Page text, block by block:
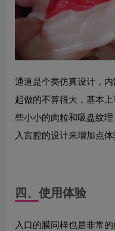
通道是个类仿真设计，
起做的不算很大，基本
些小小的肉粒和吸盘纹
入宫腔的设计来增加点体
四、使用体验
入口的膜同样也是非常